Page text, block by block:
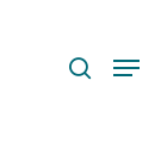
search
Menu